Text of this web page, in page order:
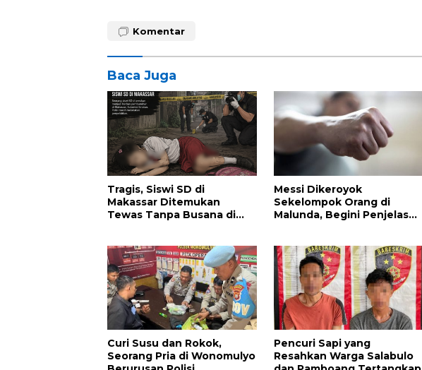
Komentar
Baca Juga
Tragis, Siswi SD di
Makassar Ditemukan
Tewas Tanpa Busana di
Messi Dikeroyok
Sekelompok Orang di
Malunda, Begini Penjelasan
Curi Susu dan Rokok,
Seorang Pria di Wonomulyo
Pencuri Sapi yang
Resahkan Warga Salabulo